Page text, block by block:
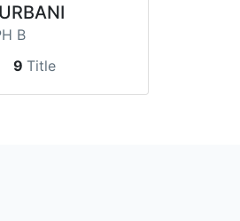
B
9 Title